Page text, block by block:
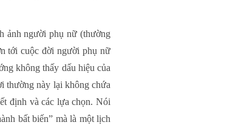
ảnh người phụ nữ (thường
tới cuộc đời người phụ nữ
không thấy dấu hiệu của
thường này lại không chứa
định và các lựa chọn. Nói
bất biến” mà là một lịch